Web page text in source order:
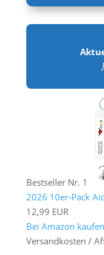
Bestseller Nr. 1
2026 10er-Pack
12,99 EUR
Bei Amazon kaufen
Versandkosten /